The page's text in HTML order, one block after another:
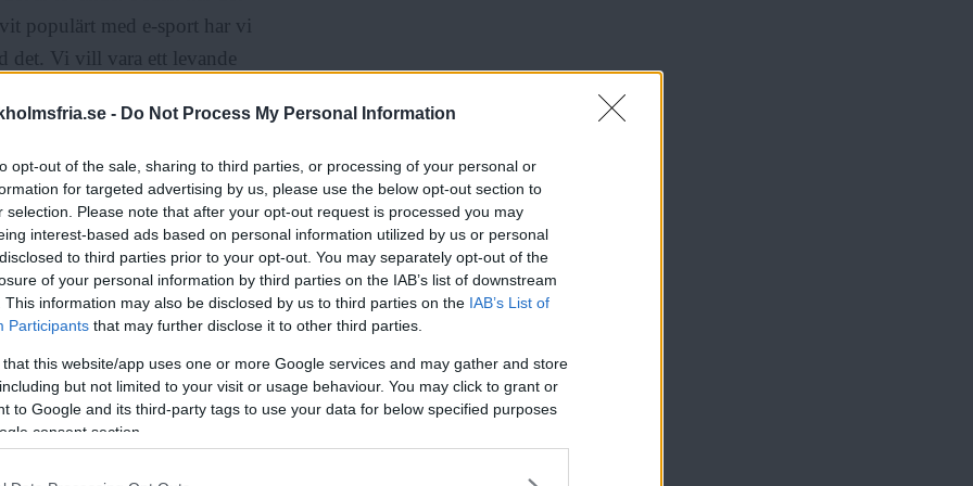
- Do Not Process My Personal Information
opt-out of the sale, sharing to third parties, or processing of your personal or
for targeted advertising by us, please use the below opt-out section to
selection. Please note that after your opt-out request is processed you may
interest-based ads based on personal information utilized by us or personal
to third parties prior to your opt-out. You may separately opt-out of the
of your personal information by third parties on the IAB’s list of downstream
This information may also be disclosed by us to third parties on the IAB’s List of
Participants that may further disclose it to other third parties.
that this website/app uses one or more Google services and may gather and store
but not limited to your visit or usage behaviour. You may click to grant or
to Google and its third-party tags to use your data for below specified purposes
consent section.
Läs Frias efterträdare!
populärt med e-sport har vi
det. Vi vill vara ett levande
på datorer eller spelkonsoler, där
Deltagarna klär ut sig i
figur eller idé.